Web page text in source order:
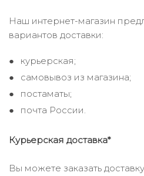
Наш интернет-магазин
вариантов доставки:
курьерская;
самовывоз из магазина;
постаматы;
почта России.
Курьерская доставка*
Вы можете заказать